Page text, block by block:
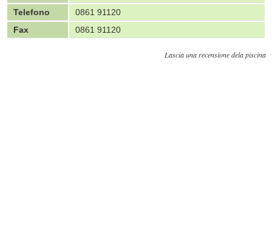
Telefono
0861 91120
Fax
0861 91120
Lascia una recensione dela piscina